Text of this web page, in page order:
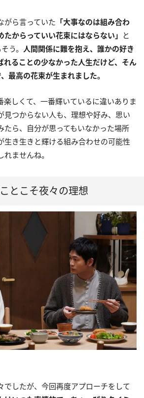
がら言っていた 「大事なのは組み合わ
からっていい花束にはならない」 と
う。 人間関係に難を抱え、誰かの好き
れることの少なかった人生だけど、そん
最高の花束が生まれました。
楽しくて、一番輝いているに違いありま
見つからない人も、理想や好み、思い
たら、自分が思ってもいなかった場所
生き生きと輝ける組み合わせの可能性
ませんね。
とこそ夜々の理想
でしたが、今回再度アプローチをして